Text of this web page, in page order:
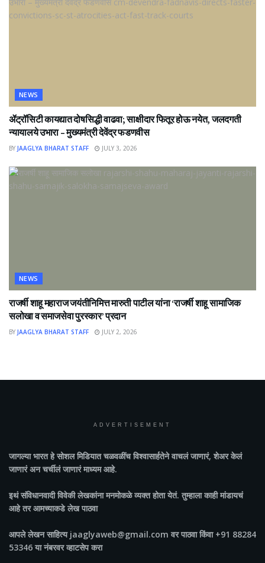
NEWS
ॲट्रॉसिटी कायद्यात दोषसिद्धी वाढवा; साक्षीदार फितूर होऊ नयेत, जलदगती
न्यायालये उभारा – मुख्यमंत्री देवेंद्र फडणवीस
BY JAAGLYA BHARAT STAFF JULY 3, 2026
NEWS
राजर्षी शाहू महाराज जयंतीनिमित्त मारुती पाटील यांना ‘राजर्षी शाहू सामाजिक
सलोखा व समाजसेवा पुरस्कार’ प्रदान
BY JAAGLYA BHARAT STAFF JULY 2, 2026
ADVERTISEMENT
जागल्या भारतहे सोशल मिडियात चळवळींच विश्वासार्हतेने वाचलं जाणारं, शेअर केलं
जाणारं अन चर्चीलं जाणारं माध्यम आहे.
इथं संविधानवादी विवेकी लेखकांना मनमोकळे व्यक्त होता येतं. तुम्हाला काही मांडायचं
आहे तर आमच्याकडे लेख पाठवा
आपले लेखन साहित्य jaaglyaweb@gmail.com वर पाठवा किंवा +91 88284
53346 या नंबरवर व्हाटसेप करा